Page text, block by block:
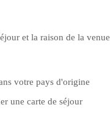
et la raison de la venue
votre pays d'origine
une carte de séjour